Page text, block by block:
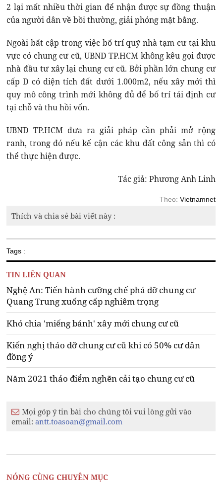
2 lại mất nhiều thời gian để nhận được sự đồng thuận
của người dân về bồi thường, giải phóng mặt bằng.
Ngoài bất cập trong việc bố trí quỹ nhà tạm cư tại khu
vực có chung cư cũ, UBND TP.HCM không kêu gọi được
nhà đầu tư xây lại chung cư cũ. Bởi phần lớn chung cư
cấp D có diện tích đất dưới 1.000m2, nếu xây mới thì
quy mô công trình mới không đủ để bố trí tái định cư
tại chỗ và thu hồi vốn.
UBND TP.HCM đưa ra giải pháp cần phải mở rộng
ranh, trong đó nếu kế cận các khu đất công sản thì có
thể thực hiện được.
Tác giả: Phương Anh Linh
Theo: Vietnamnet
Thích và chia sẻ bài viết này :
Tags :
TIN LIÊN QUAN
Nghệ An: Tiến hành cưỡng chế phá dỡ chung cư
Quang Trung xuống cấp nghiêm trọng
Khó chia 'miếng bánh' xây mới chung cư cũ
Kiến nghị tháo dỡ chung cư cũ khi có 50% cư dân
đồng ý
Năm 2021 tháo điểm nghẽn cải tạo chung cư cũ
Mọi góp ý tin bài cho chúng tôi vui lòng gửi vào
email:antt.toasoan@gmail.com
NÓNG CÙNG CHUYÊN MỤC